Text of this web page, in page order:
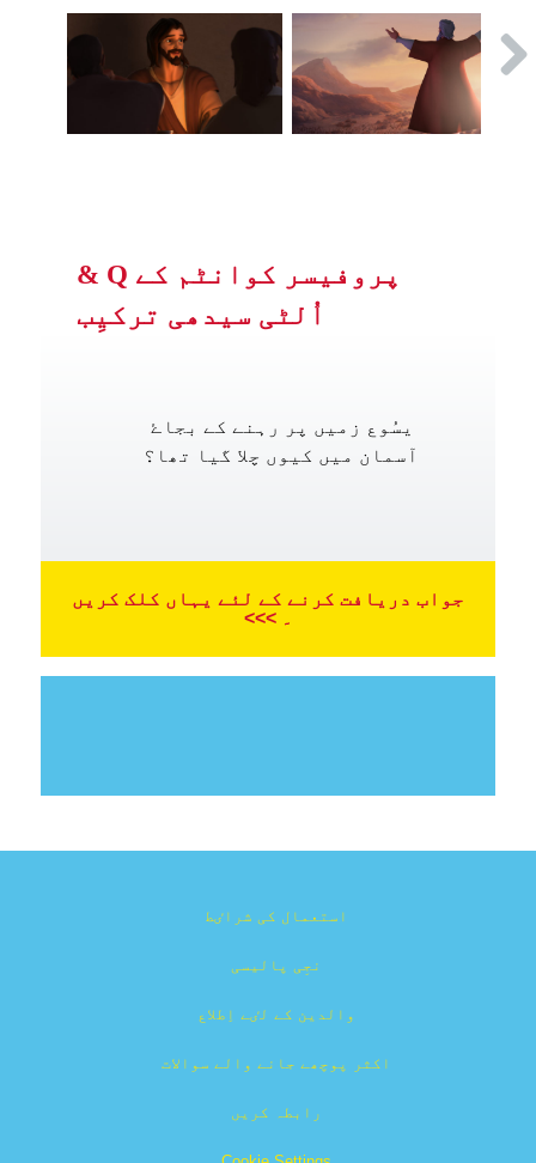
پروفیسر کوانٹم کے Q &
اُلٹی سیدھی ترکیِب
یسُوع زمیں پر رہنے کے بجاۓ
آسمان میں کیوں چلا گیا تھا؟
جواب دریافت کرنے کے لئے یہاں کلک کریں
۔ >>>
استعمال کی شراٸط
نجِی پالیسی
والدین کے لٸے اِطلاع
اکثر پوچھے جانے والے سوالات
رابطہ کریں